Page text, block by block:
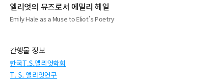
엘리엇의 뮤즈로서 에밀리 헤일
Emily Hale as a Muse to Eliot’s Poetry
간행물 정보
한국T.S.엘리엇학회
T. S. 엘리엇연구